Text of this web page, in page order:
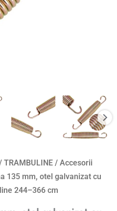
TRAMBULINE / Accesorii
135 mm, otel galvanizat cu
244–366 cm